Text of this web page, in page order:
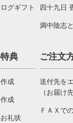
グギフト 四十九日
満中陰志
典
成
成
礼状
ご注文
送付先を
（お届け
ＦＡＸで